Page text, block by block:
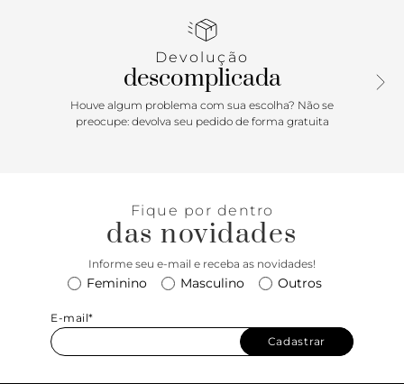
frontal, com assinatura discreta do nome da marca.
Devolução
descomplicada
Houve algum problema com sua escolha? Não se
preocupe: devolva seu pedido de forma gratuita
Fique por dentro
das novidades
Informe seu e-mail e receba as novidades!
Feminino Masculino Outros
E-mail*
Cadastrar